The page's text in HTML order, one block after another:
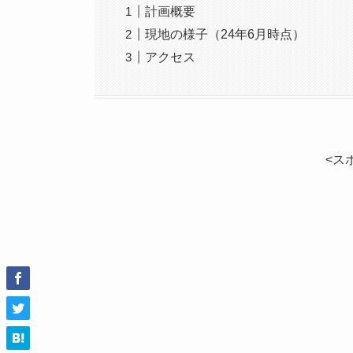
計画概要
現地の様子（24年6月時点）
アクセス
<ス